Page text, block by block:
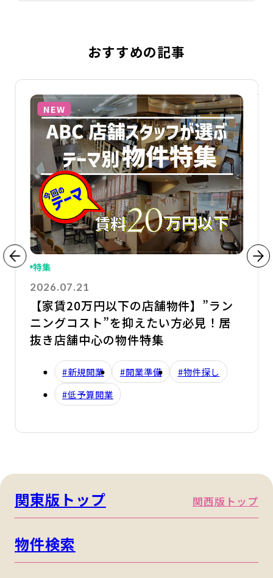
おすすめの記事
細を見る
NEW
特集
2026.07.21
【家賃20万円以下の店舗物件】”ラン
ニングコスト”を抑えたい方必見！居
抜き店舗中心の物件特集
#新規開業 #開業準備
#物件探し
#低予算開業
関東版トップ 関西版トップ
物件検索